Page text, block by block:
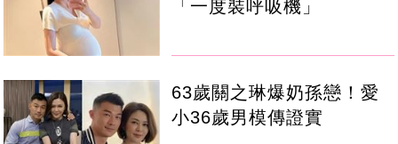
「一度裝呼吸機」
63歲關之琳爆奶孫戀！愛
小36歲男模傳證實